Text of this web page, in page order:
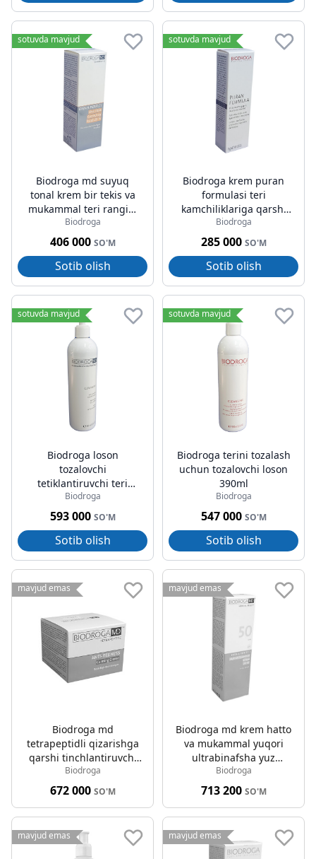
sotuvda mavjud
Biodroga md suyuq
tonal krem bir tekis va
mukammal teri rangini
to'g'irlovchi spf 15 30ml
Biodroga
406 000 SO'M
Sotib olish
sotuvda mavjud
Biodroga krem puran
formulasi teri
kamchiliklariga qarshi
15ml
Biodroga
285 000 SO'M
Sotib olish
sotuvda mavjud
Biodroga loson
tozalovchi
tetiklantiruvchi teri
losoni terini
tetiklantiruvchi tonik
Biodroga
593 000 SO'M
Sotib olish
sotuvda mavjud
Biodroga terini tozalash
uchun tozalovchi loson
390ml
Biodroga
547 000 SO'M
Sotib olish
mavjud emas
Biodroga md
tetrapeptidli qizarishga
qarshi tinchlantiruvchi
krem 50ml
Biodroga
672 000 SO'M
mavjud emas
Biodroga md krem hatto
va mukammal yuqori
ultrabinafsha yuz
quyoshdan himoyalovchi
spf 50 75ml
Biodroga
713 200 SO'M
mavjud emas mavjud emas